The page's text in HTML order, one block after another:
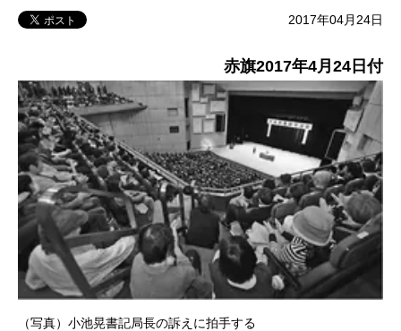
2017年04月24日
赤旗2017年4月24日付
（写真）小池晃書記局長の訴えに拍手する